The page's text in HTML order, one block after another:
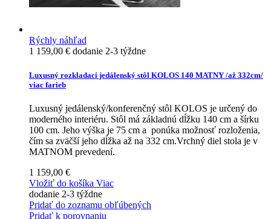
Rýchly náhľad
1 159,00 € dodanie 2-3 týždne
Luxusný rozkladací jedálenský stôl KOLOS 140 MATNY /až 332cm/
viac farieb
Luxusný jedálenský/konferenčný stôl KOLOS je určený do
moderného interiéru. Stôl má základnú dĺžku 140 cm a šírku
100 cm. Jeho výška je 75 cm a ponúka možnosť rozloženia,
čím sa zväčší jeho dĺžka až na 332 cm.Vrchný diel stola je v
MATNOM prevedení.
1 159,00 €
Vložiť do košíka Viac
dodanie 2-3 týždne
Pridať do zoznamu obľúbených
Pridať k porovnaniu